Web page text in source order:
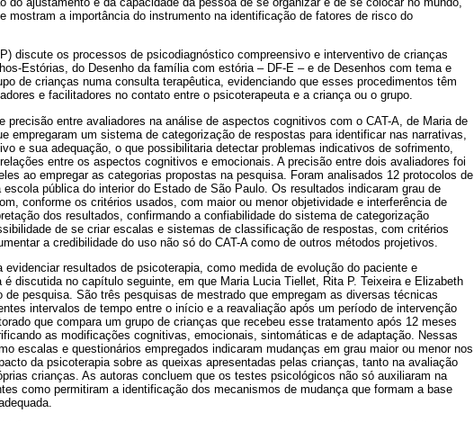
mostram a importância do instrumento na identificação de fatores de risco do
discute os processos de psicodiagnóstico compreensivo e interventivo de crianças
Estórias, do Desenho da família com estória – DF-E – e de Desenhos com tema e
de crianças numa consulta terapêutica, evidenciando que esses procedimentos têm
e facilitadores no contato entre o psicoterapeuta e a criança ou o grupo.
precisão entre avaliadores na análise de aspectos cognitivos com o CAT-A, de Maria de
empregaram um sistema de categorização de respostas para identificar nas narrativas,
e sua adequação, o que possibilitaria detectar problemas indicativos de sofrimento,
entre os aspectos cognitivos e emocionais. A precisão entre dois avaliadores foi
ao empregar as categorias propostas na pesquisa. Foram analisados 12 protocolos de
pública do interior do Estado de São Paulo. Os resultados indicaram grau de
conforme os critérios usados, com maior ou menor objetividade e interferência de
dos resultados, confirmando a confiabilidade do sistema de categorização
de se criar escalas e sistemas de classificação de respostas, com critérios
a credibilidade do uso não só do CAT-A como de outros métodos projetivos.
resultados de psicoterapia, como medida de evolução do paciente e
discutida no capítulo seguinte, em que Maria Lucia Tiellet, Rita P. Teixeira e Elizabeth
de pesquisa. São três pesquisas de mestrado que empregam as diversas técnicas
intervalos de tempo entre o início e a reavaliação após um período de intervenção
que compara um grupo de crianças que recebeu esse tratamento após 12 meses
as modificações cognitivas, emocionais, sintomáticas e de adaptação. Nessas
escalas e questionários empregados indicaram mudanças em grau maior ou menor nos
da psicoterapia sobre as queixas apresentadas pelas crianças, tanto na avaliação
crianças. As autoras concluem que os testes psicológicos não só auxiliaram na
como permitiram a identificação dos mecanismos de mudança que formam a base